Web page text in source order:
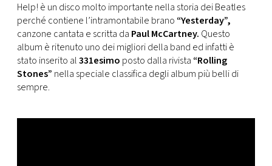
Help! è un disco molto importante nella storia dei Beatles
perché contiene l’intramontabile brano “Yesterday”,
canzone cantata e scritta da Paul McCartney. Questo
album è ritenuto uno dei migliori della band ed infatti è
stato inserito al331esimo posto dalla rivista “Rolling
Stones” nella speciale classifica degli album più belli di
sempre.